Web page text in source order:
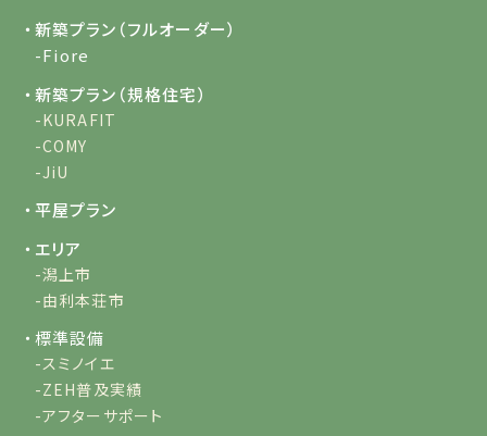
・新築プラン（フルオーダー）
-Fiore
・新築プラン（規格住宅）
-KURAFIT
-COMY
-JiU
・平屋プラン
・エリア
-潟上市
-由利本荘市
・標準設備
-スミノイエ
-ZEH普及実績
-アフターサポート